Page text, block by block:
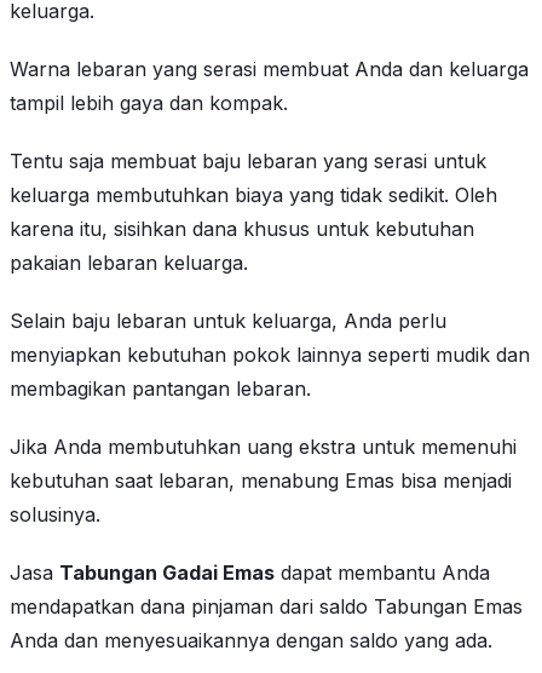
keluarga.
Warna lebaran yang serasi membuat Anda dan keluarga
tampil lebih gaya dan kompak.
Tentu saja membuat baju lebaran yang serasi untuk
keluarga membutuhkan biaya yang tidak sedikit. Oleh
karena itu, sisihkan dana khusus untuk kebutuhan
pakaian lebaran keluarga.
Selain baju lebaran untuk keluarga, Anda perlu
menyiapkan kebutuhan pokok lainnya seperti mudik dan
membagikan pantangan lebaran.
Jika Anda membutuhkan uang ekstra untuk memenuhi
kebutuhan saat lebaran, menabung Emas bisa menjadi
solusinya.
Jasa Tabungan Gadai Emas dapat membantu Anda
mendapatkan dana pinjaman dari saldo Tabungan Emas
Anda dan menyesuaikannya dengan saldo yang ada.